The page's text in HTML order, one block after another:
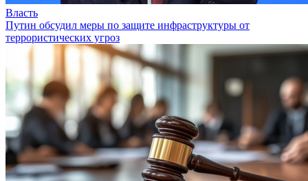
Власть
Путин обсудил меры по защите инфраструктуры от
террористических угроз